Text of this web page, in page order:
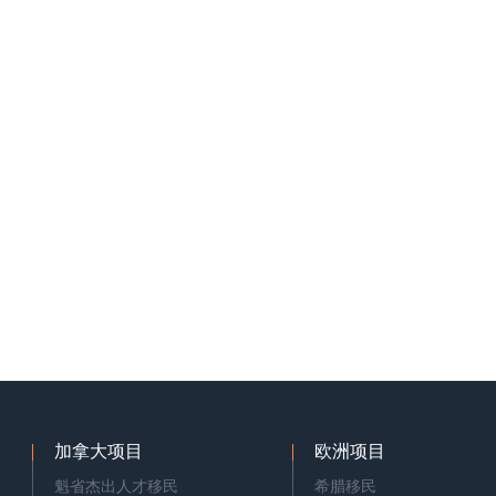
加拿大项目
魁省杰出人才移民
欧洲项目
希腊移民